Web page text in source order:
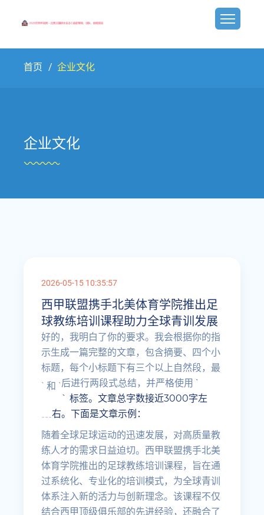
首页 企业文化
企业文化
2026-05-15 10:35:57
西甲联盟携手北美体育学院推出足
球教练培训课程助力全球青训发展
好的，我明白了你的要求。我会根据你的指
示生成一篇完整的文章，包含摘要、四个小
标题，每个小标题下有三个以上自然段，最
后进行两段式总结，并严格使用 `
` 和 `
` 标签。文章总字数接近3000字左
右。下面是文章示例：
---
随着全球足球运动的迅速发展，对高质量教
练人才的需求日益迫切。西甲联盟携手北美
体育学院推出的足球教练培训课程，旨在通
过系统化、专业化的培训模式，为全球青训
体系注入新的活力与创新理念。该课程不仅
结合西甲顶级俱乐部的先进经验，还融合了